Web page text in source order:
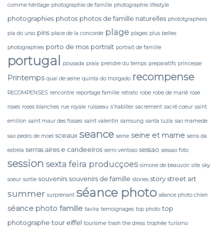
comme héritage photographie de famille photographie lifestyle
photographies photos photos de famille naturelles phototgraphers
pia do urso pins place de la concorde plage plages plus belles
photographies porto de mos portrait portrait de famille
portugal pousada praia prendre du temps preparatifs princesse
Printemps quai de seine quinta do morgado recompense
RECOMPENSES rencontre reportage famille retrato robe robe de marié rose
roses roses blanches rue royale ruisseau s'habiller sacrement sacré coeur saint
emilion saint maur des fosses saint valentin samsung santa luzia sao mamede
sao pedro de moel sceaux seance seine seine et marne serra da
estrela serras aires e candeeiros serro ventoso sessao sessao foto
session sexta feira producçoes simone de beauvoir site sky
soeur sortie souvenirs souvenirs de famille stories story street art
summer surprenant séance photo séance photo chien
séance photo famille tavira temoignages top photo top
photographe tour eiffel tourisme trash the dress trophée turismo